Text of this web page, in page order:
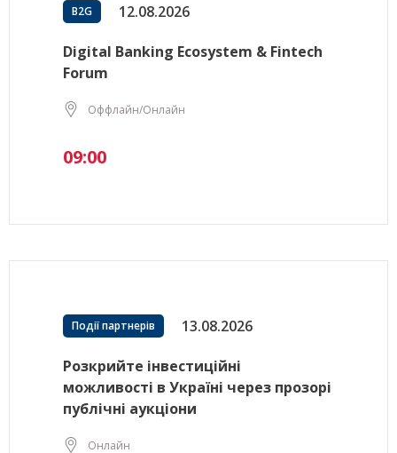
B2G 12.08.2026
Digital Banking Ecosystem & Fintech
Forum
Оффлайн/Онлайн
09:00
Події партнерів 13.08.2026
Розкрийте інвестиційні
можливості в Україні через прозорі
публічні аукціони
Онлайн